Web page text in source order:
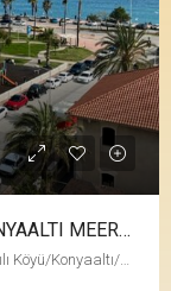
SUPERLUXURIÖSE WOHNUNG IN KONYAALTI MEER-ERSTE BİLEYDİ-RESIDENZ
Liman, Bileydi Residence, Akdeniz Bulvarı, Bahtılı Köyü/Konyaaltı/Antalya, Türkei